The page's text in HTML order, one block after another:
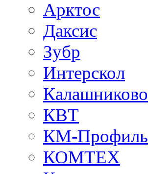
Арктос
Даксис
Зубр
Интерскол
Калашниково
КВТ
КМ-Профиль
КОМТЕХ